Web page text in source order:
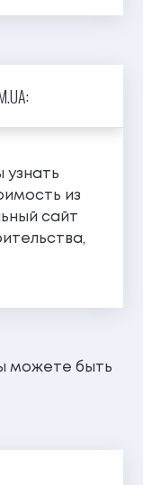
узнать
из
сайт
можете быть